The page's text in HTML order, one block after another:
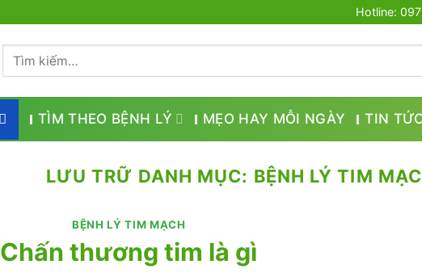
Hotline:
Tìm
TÌM THEO BỆNH LÝ MẸO HAY MỖI NGÀY TIN
LƯU TRỮ DANH MỤC: BỆNH LÝ TIM
BỆNH LÝ TIM MẠCH
Chấn thương tim là gì